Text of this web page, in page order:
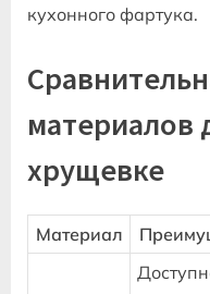
кухонного фартука.
материалов
хрущевке
Материал